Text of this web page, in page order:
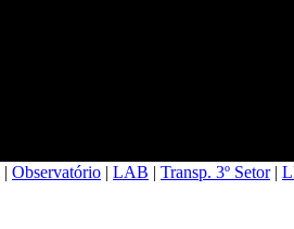
| Observatório | LAB | Transp. 3º Setor|